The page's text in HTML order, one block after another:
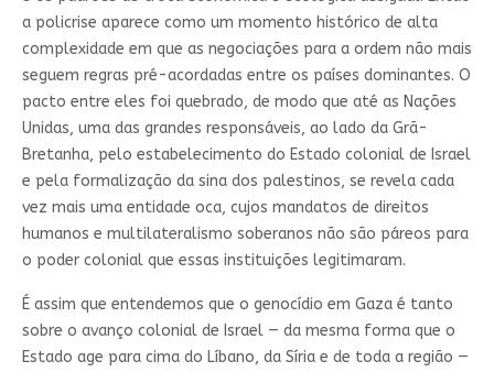
a policrise aparece como um momento histórico de alta
complexidade em que as negociações para a ordem não mais
seguem regras pré-acordadas entre os países dominantes. O
pacto entre eles foi quebrado, de modo que até as Nações
Unidas, uma das grandes responsáveis, ao lado da Grã-
Bretanha, pelo estabelecimento do Estado colonial de Israel
e pela formalização da sina dos palestinos, se revela cada
vez mais uma entidade oca, cujos mandatos de direitos
humanos e multilateralismo soberanos não são páreos para
o poder colonial que essas instituições legitimaram.
É assim que entendemos que o genocídio em Gaza é tanto
sobre o avanço colonial de Israel — da mesma forma que o
Estado age para cima do Líbano, da Síria e de toda a região —